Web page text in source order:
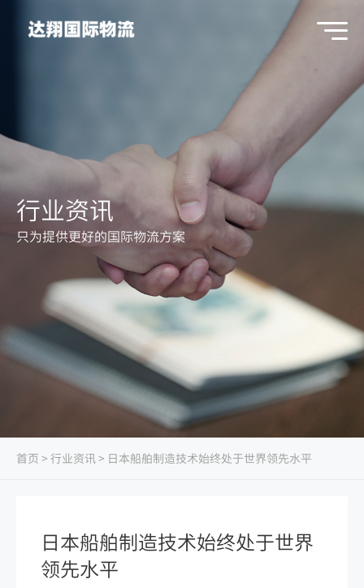
行业资讯
只为提供更好的国际物流方案
首页 > 行业资讯> 日本船舶制造技术始终处于世界领先水平
日本船舶制造技术始终处于世界
领先水平